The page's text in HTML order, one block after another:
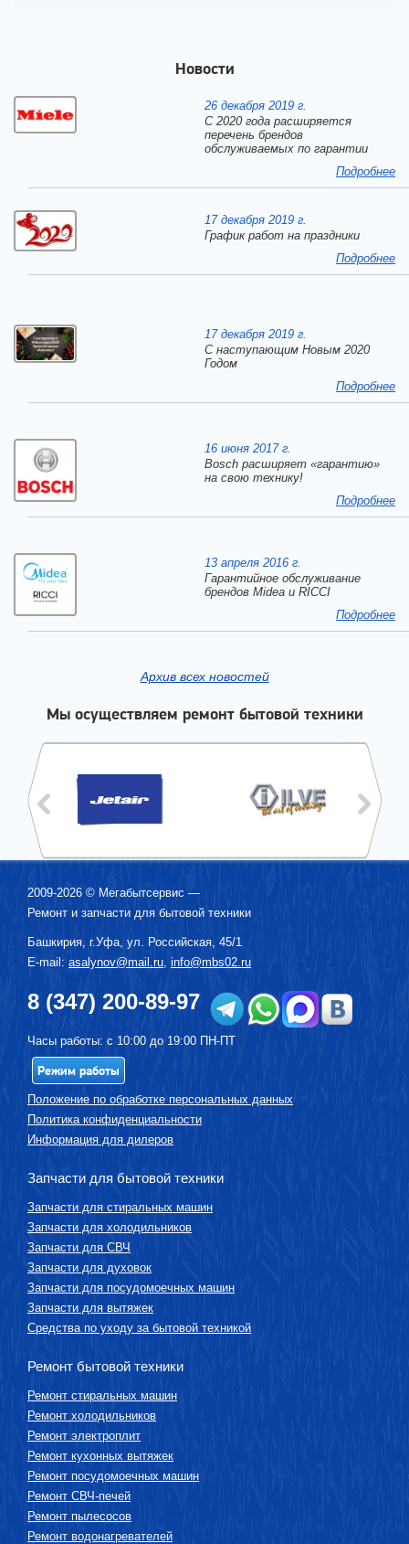
Новости
26 декабря 2019 г.
С 2020 года расширяется
перечень брендов
обслуживаемых по гарантии
Подробнее
17 декабря 2019 г.
График работ на праздники
Подробнее
17 декабря 2019 г.
C наступающим Новым 2020
Годом
Подробнее
16 июня 2017 г.
Bosch расширяет «гарантию»
на свою технику!
Подробнее
13 апреля 2016 г.
Гарантийное обслуживание
брендов Midea и RICCI
Подробнее
Архив всех новостей
Мы осуществляем ремонт бытовой техники
2009-2026 © Мегабытсервис —
Ремонт и запчасти для бытовой техники
Башкирия, г.Уфа, ул. Российская, 45/1
E-mail: asalynov@mail.ru, info@mbs02.ru
8 (347) 200-89-97
Часы работы: с 10:00 до 19:00 ПН-ПТ
Режим работы
Положение по обработке персональных данных
Политика конфиденциальности
Информация для дилеров
Запчасти для бытовой техники
Запчасти для стиральных машин
Запчасти для холодильников
Запчасти для СВЧ
Запчасти для духовок
Запчасти для посудомоечных машин
Запчасти для вытяжек
Средства по уходу за бытовой техникой
Ремонт бытовой техники
Ремонт стиральных машин
Ремонт холодильников
Ремонт электроплит
Ремонт кухонных вытяжек
Ремонт посудомоечных машин
Ремонт СВЧ-печей
Ремонт пылесосов
Ремонт водонагревателей